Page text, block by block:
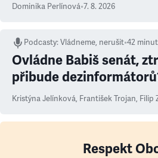
Dominika Perlínová•7. 8. 2026
Podcasty:Vládneme, nerušit•42 minut
Ovládne Babiš senát,
přibude
Kristýna Jelínková, František Trojan, Filip
Respekt